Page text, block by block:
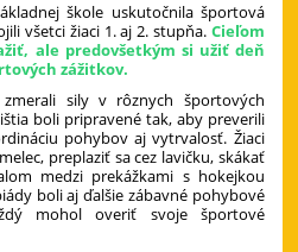
škole uskutočnila športová
všetci žiaci 1. aj 2. stupňa. Cieľom
ale predovšetkým si užiť deň
zážitkov.
sily v rôznych športových
boli pripravené tak, aby preverili
pohybov aj vytrvalosť. Žiaci
preplaziť sa cez lavičku, skákať
medzi prekážkami s hokejkou
boli aj ďalšie zábavné pohybové
mohol overiť svoje športové